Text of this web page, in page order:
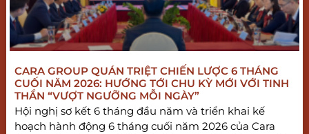
CARA GROUP QUÁN TRIỆT CHIẾN LƯỢC 6 THÁNG
CUỐI NĂM 2026: HƯỚNG TỚI CHU KỲ MỚI VỚI TINH
THẦN “VƯỢT NGƯỠNG MỖI NGÀY”
Hội nghị sơ kết 6 tháng đầu năm và triển khai kế
hoạch hành động 6 tháng cuối năm 2026 của Cara